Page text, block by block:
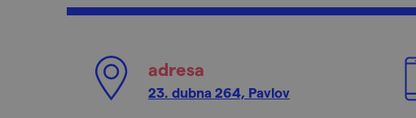
adresa
23. dubna 264, Pavlov